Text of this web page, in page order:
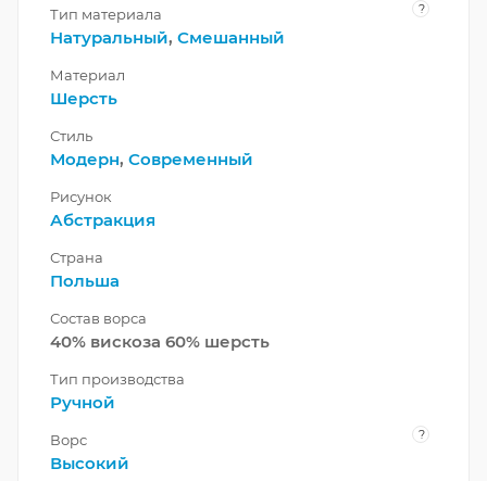
Тип материала ?
Натуральный, Смешанный
Материал
Шерсть
Стиль
Модерн, Современный
Рисунок
Абстракция
Страна
Польша
Состав ворса
40% вискоза 60% шерсть
Тип производства
Ручной
Ворс ?
Высокий